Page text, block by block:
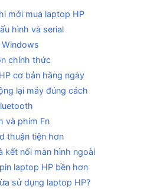
mới mua laptop HP
hình và serial
chính thức
cơ bản hằng ngày
lại máy đúng cách
và phím Fn
thuận tiện hơn
kết nối màn hình ngoài
laptop HP bền hơn
sử dụng laptop HP?